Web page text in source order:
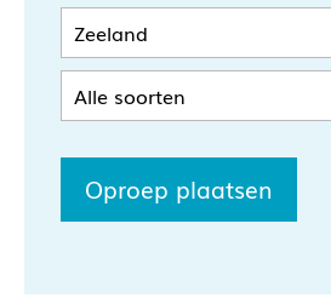
Oproep plaatsen